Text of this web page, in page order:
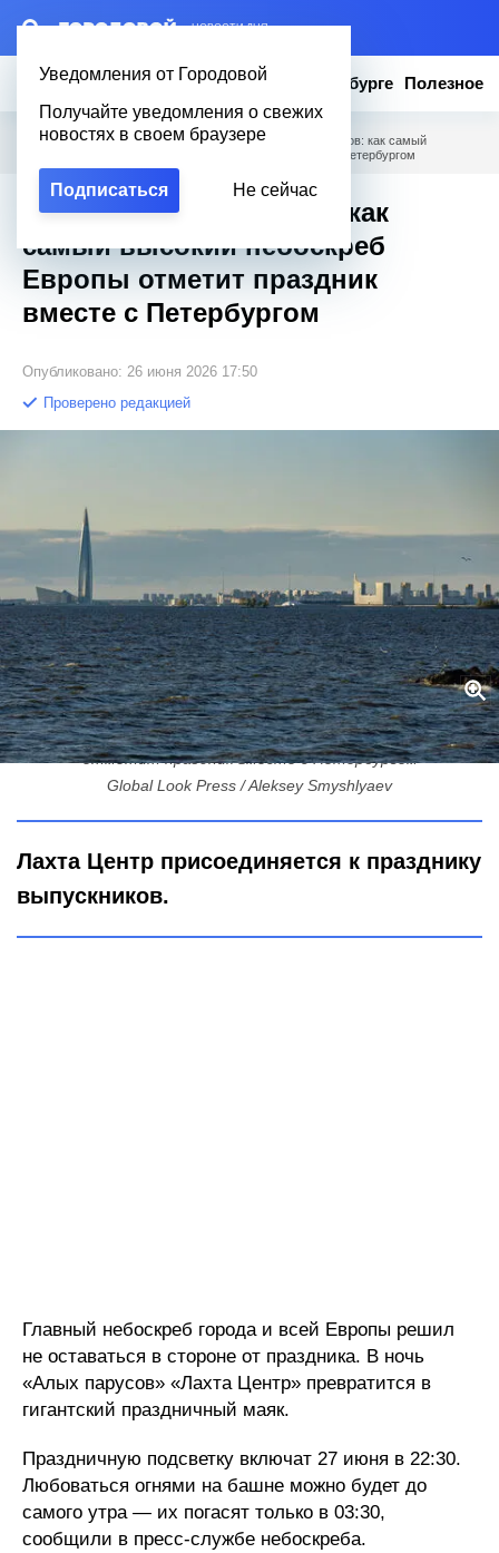
– НОВОСТИ ДНЯ
Уведомления от Городовой
Получайте уведомления о свежих
новостях в своем браузере
Подписаться Не сейчас
Новости Эксклюзив Вопросы о Петербурге Полезное
Городовой Новости Петербурга / Маяк для выпускников: как самый
высокий небоскреб Европы отметит праздник вместе с Петербургом
Маяк для выпускников: как
самый высокий небоскреб
Европы отметит праздник
вместе с Петербургом
Опубликовано: 26 июня 2026 17:50
Проверено редакцией
Маяк для выпускников: как самый высокий небоскреб Европы
отметит праздник вместе с Петербургом
Global Look Press / Aleksey Smyshlyaev
Лахта Центр присоединяется к празднику
выпускников.
Главный небоскреб города и всей Европы решил
не оставаться в стороне от праздника. В ночь
«Алых парусов» «Лахта Центр» превратится в
гигантский праздничный маяк.
Праздничную подсветку включат 27 июня в 22:30.
Любоваться огнями на башне можно будет до
самого утра — их погасят только в 03:30,
сообщили в пресс-службе небоскреба.